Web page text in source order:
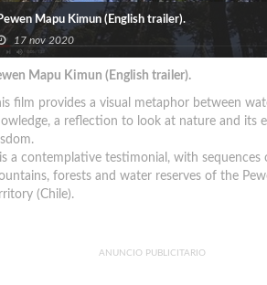
Mapu Kimun (English trailer).
17 nov 2020
Mapu Kimun (English trailer).
film provides a visual metaphor between
a reflection to look at nature and its
a contemplative testimonial, with sequences
forests and water reserves of the
(Chile).
ANUNCIO PUBLICITARIO